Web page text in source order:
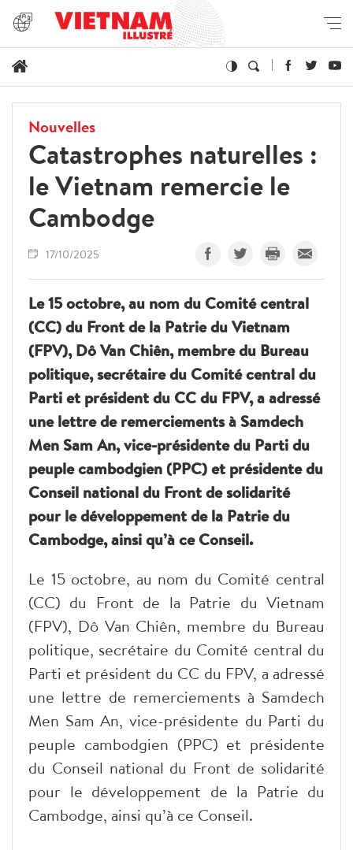
Nouvelles
Catastrophes naturelles :
le Vietnam remercie le
Cambodge
17/10/2025
Le 15 octobre, au nom du Comité central
(CC) du Front de la Patrie du Vietnam
(FPV), Dô Van Chiên, membre du Bureau
politique, secrétaire du Comité central du
Parti et président du CC du FPV, a adressé
une lettre de remerciements à Samdech
Men Sam An, vice-présidente du Parti du
peuple cambodgien (PPC) et présidente du
Conseil national du Front de solidarité
pour le développement de la Patrie du
Cambodge, ainsi qu’à ce Conseil.
Le 15 octobre, au nom du Comité central
(CC) du Front de la Patrie du Vietnam
(FPV), Dô Van Chiên, membre du Bureau
politique, secrétaire du Comité central du
Parti et président du CC du FPV, a adressé
une lettre de remerciements à Samdech
Men Sam An, vice-présidente du Parti du
peuple cambodgien (PPC) et présidente
du Conseil national du Front de solidarité
pour le développement de la Patrie du
Cambodge, ainsi qu’à ce Conseil.